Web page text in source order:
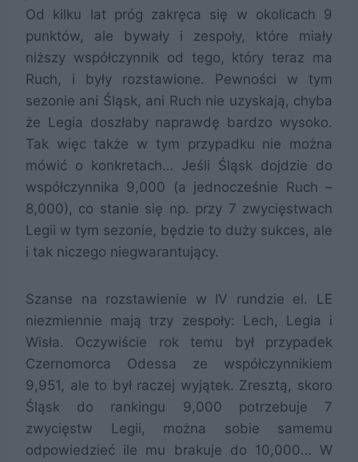
Od kilku lat próg zakręca się w okolicach 9
punktów, ale bywały i zespoły, które miały
niższy współczynnik od tego, który teraz ma
Ruch, i były rozstawione. Pewności w tym
sezonie ani Śląsk, ani Ruch nie uzyskają, chyba
że Legia doszłaby naprawdę bardzo wysoko.
Tak więc także w tym przypadku nie można
mówić o konkretach… Jeśli Śląsk dojdzie do
współczynnika 9,000 (a jednocześnie Ruch –
8,000), co stanie się np. przy 7 zwycięstwach
Legii w tym sezonie, będzie to duży sukces, ale
i tak niczego niegwarantujący.
Szanse na rozstawienie w IV rundzie el. LE
niezmiennie mają trzy zespoły: Lech, Legia i
Wisła. Oczywiście rok temu był przypadek
Czernomorca Odessa ze współczynnikiem
9,951, ale to był raczej wyjątek. Zresztą, skoro
Śląsk do rankingu 9,000 potrzebuje 7
zwycięstw Legii, można sobie samemu
odpowiedzieć ile mu brakuje do 10,000… W